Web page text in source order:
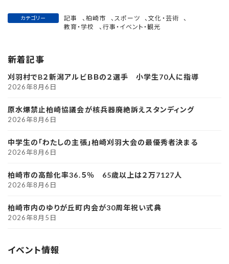
カテゴリー 記事 、 柏崎市 、 スポーツ 、文化・芸術
、
教育・学校
、 行事・イベント・観光
新着記事
刈羽村でB２新潟アルビＢＢの２選手 小学生70人に指導
2026年8月6日
原水爆禁止柏崎協議会が核兵器廃絶訴えスタンディング
2026年8月6日
中学生の「わたしの主張」柏崎刈羽大会の最優秀者決まる
2026年8月6日
柏崎市の高齢化率36.５％ 65歳以上は２万7127人
2026年8月6日
柏崎市内のゆりが丘町内会が30周年祝い式典
2026年8月5日
イベント情報